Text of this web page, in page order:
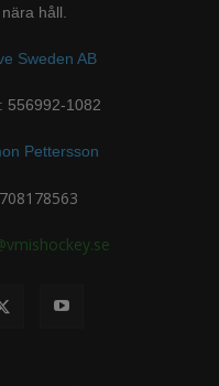
håll.
Sweden AB
556992-1082
Pettersson